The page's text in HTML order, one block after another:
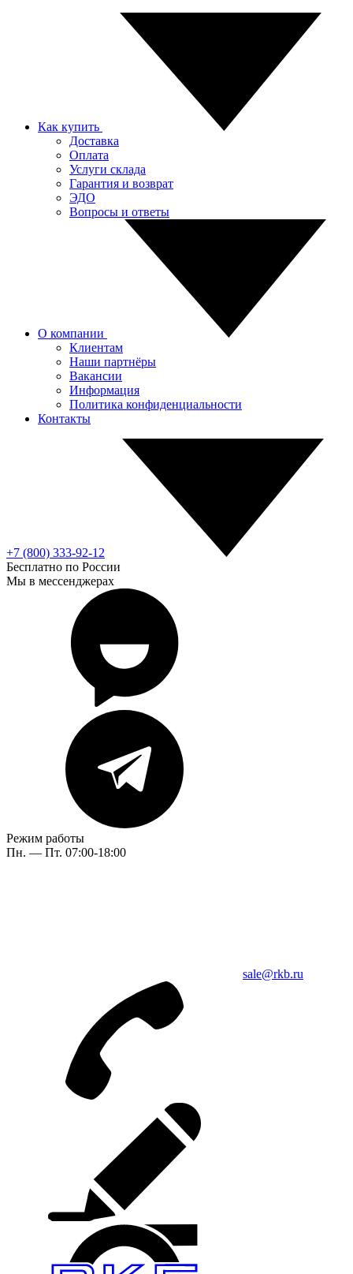
Как купить
Доставка
Оплата
Услуги склада
Гарантия и возврат
ЭДО
Вопросы и ответы
О компании
Клиентам
Наши партнёры
Вакансии
Информация
Политика конфиденциальности
Контакты
+7 (800) 333-92-12
Бесплатно по России
Мы в мессенджерах
Режим работы
Пн. — Пт. 07:00-18:00
sale@rkb.ru